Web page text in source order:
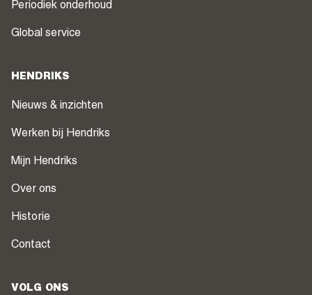
Periodiek onderhoud
Global service
HENDRIKS
Nieuws & inzichten
Werken bij Hendriks
Mijn Hendriks
Over ons
Historie
Contact
VOLG ONS